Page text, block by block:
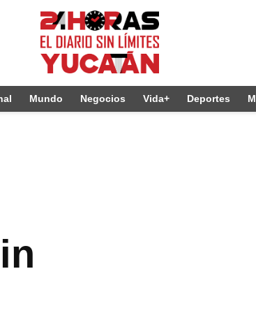
Mundo Negocios Vida+ Deportes